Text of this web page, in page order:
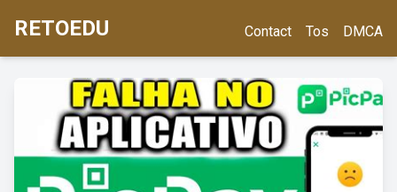
RETOEDU Contact Tos DMCA